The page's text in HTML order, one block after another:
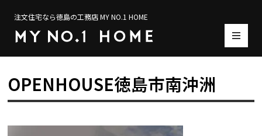
注文住宅なら徳島の工務店 MY NO.1 HOME
OPENHOUSE徳島市南沖洲